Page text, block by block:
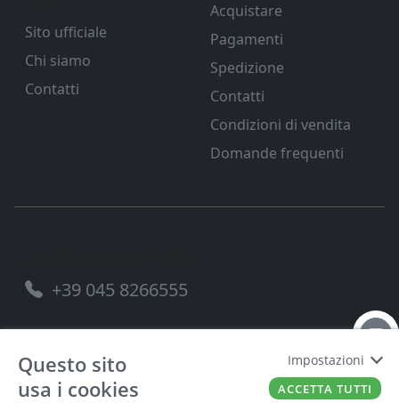
Sito ufficiale
Chi siamo
Contatti
Acquistare
Pagamenti
Spedizione
Contatti
Condizioni di vendita
Domande frequenti
+39 045 8266555
FERRAMENTA VENETA SRL 00221490238
Questo sito
usa i cookies
Impostazioni
ACCETTA TUTTI